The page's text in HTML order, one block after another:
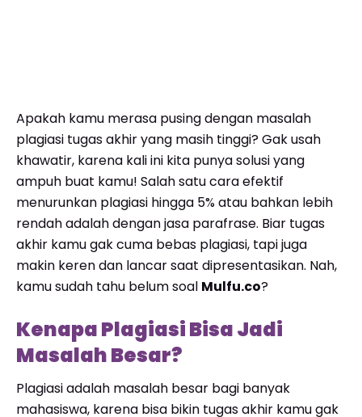
Apakah kamu merasa pusing dengan masalah
plagiasi tugas akhir yang masih tinggi? Gak usah
khawatir, karena kali ini kita punya solusi yang
ampuh buat kamu! Salah satu cara efektif
menurunkan plagiasi hingga 5% atau bahkan lebih
rendah adalah dengan jasa parafrase. Biar tugas
akhir kamu gak cuma bebas plagiasi, tapi juga
makin keren dan lancar saat dipresentasikan. Nah,
kamu sudah tahu belum soal Mulfu.co?
Kenapa Plagiasi Bisa Jadi
Masalah Besar?
Plagiasi adalah masalah besar bagi banyak
mahasiswa, karena bisa bikin tugas akhir kamu gak